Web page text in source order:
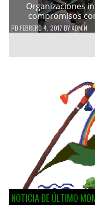
Organizaciones
compromisos
PD FEBRERO 4, 2017 BYADMIN
NOTICIA DE ÚLTIMO